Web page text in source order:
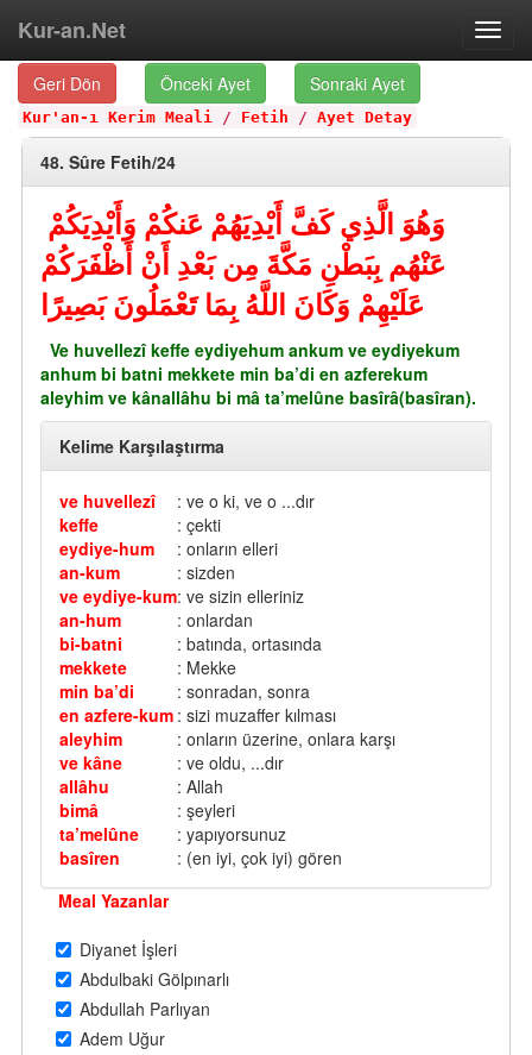
Kur-an.Net
Geri Dön Önceki Ayet Sonraki Ayet
Kur'an-ı Kerim Meali / Fetih / Ayet Detay
48. Sûre Fetih/24
وَهُوَ الَّذِي كَفَّ أَيْدِيَهُمْ عَنكُمْ وَأَيْدِيَكُمْ
عَنْهُم بِبَطْنِ مَكَّةَ مِن بَعْدِ أَنْ أَظْفَرَكُمْ
عَلَيْهِمْ وَكَانَ اللَّهُ بِمَا تَعْمَلُونَ بَصِيرًا
Ve huvellezî keffe eydiyehum ankum ve eydiyekum
anhum bi batni mekkete min ba’di en azferekum
aleyhim ve kânallâhu bi mâ ta’melûne basîrâ(basîran).
Kelime Karşılaştırma
ve huvellezî
: ve o ki, ve o ...dır
keffe
: çekti
eydiye-hum
: onların elleri
an-kum
: sizden
ve eydiye-kum: ve sizin elleriniz
an-hum
: onlardan
bi-batni
: batında, ortasında
mekkete
: Mekke
min ba’di
: sonradan, sonra
en azfere-kum : sizi muzaffer kılması
aleyhim
: onların üzerine, onlara karşı
ve kâne
: ve oldu, ...dır
allâhu
: Allah
bimâ
: şeyleri
ta’melûne
: yapıyorsunuz
basîren
: (en iyi, çok iyi) gören
Meal Yazanlar
Diyanet İşleri
Abdulbaki Gölpınarlı
Abdullah Parlıyan
Adem Uğur